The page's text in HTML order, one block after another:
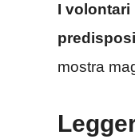
I volontari
mostra